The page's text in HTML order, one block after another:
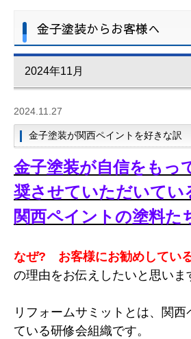
金子塗装からお客様へ
2024年11月
2024.11.27
金子塗装が関西ペイントを好きな訳
金子塗装が自信をもっ
奨させていただいてい
関西ペイントの塗料た
なぜ? お客様にお勧めしてい
の理由をお伝えしたいと思いま
リフォームサミットとは、関西
ている研修会組織です。